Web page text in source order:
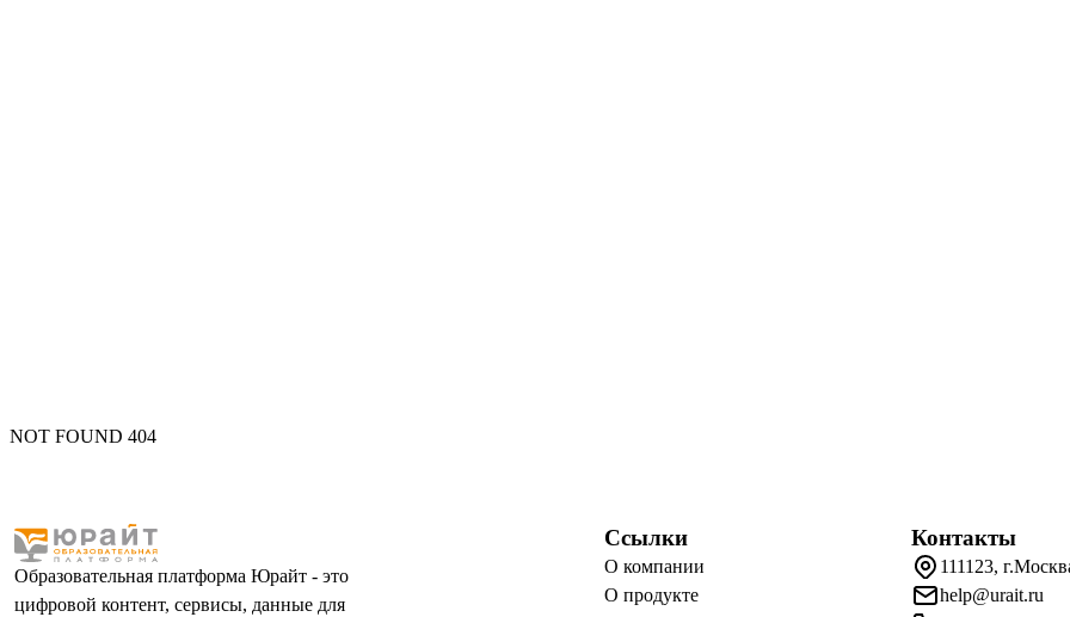
NOT FOUND 404
Образовательная платформа Юрайт - это
цифровой контент, сервисы, данные для
Ссылки
О компании
О продукте
Контакты
111123,
help@urait.ru